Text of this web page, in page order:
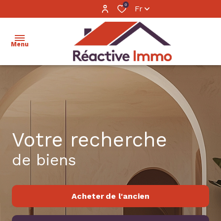
0 Fr
Menu
accueil
locations
estimation
mon
financement
Votre recherche
de biens
Acheter de l'ancien